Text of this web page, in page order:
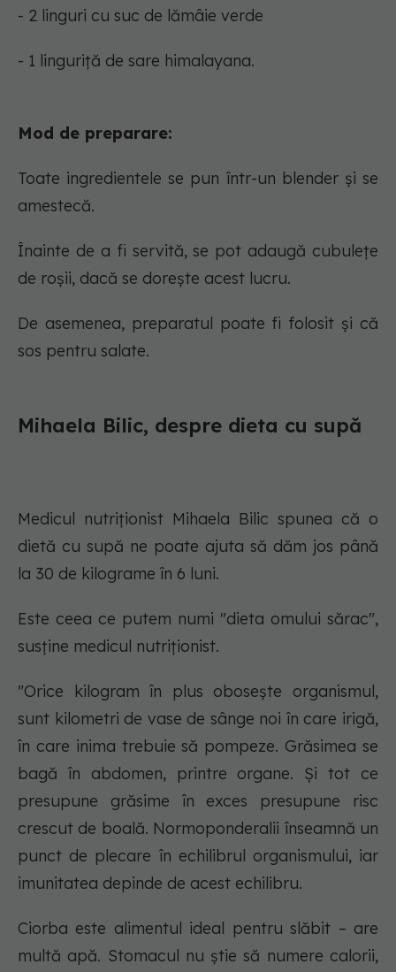
- 2 linguri cu suc de lămâie verde
- 1 linguriță de sare himalayana.
Mod de preparare:
Toate ingredientele se pun într-un blender și se
amestecă.
Înainte de a fi servită, se pot adaugă cubulețe
de roșii, dacă se dorește acest lucru.
De asemenea, preparatul poate fi folosit și că
sos pentru salate.
Mihaela Bilic, despre dieta cu supă
Medicul nutriționist Mihaela Bilic spunea că o
dietă cu supă ne poate ajuta să dăm jos până
la 30 de kilograme în 6 luni.
Este ceea ce putem numi "dieta omului sărac",
susține medicul nutriționist.
"Orice kilogram în plus obosește organismul,
sunt kilometri de vase de sânge noi în care irigă,
în care inima trebuie să pompeze. Grăsimea se
bagă în abdomen, printre organe. Și tot ce
presupune grăsime în exces presupune risc
crescut de boală. Normoponderalii înseamnă un
punct de plecare în echilibrul organismului, iar
imunitatea depinde de acest echilibru.
Ciorba este alimentul ideal pentru slăbit – are
multă apă. Stomacul nu știe să numere calorii,